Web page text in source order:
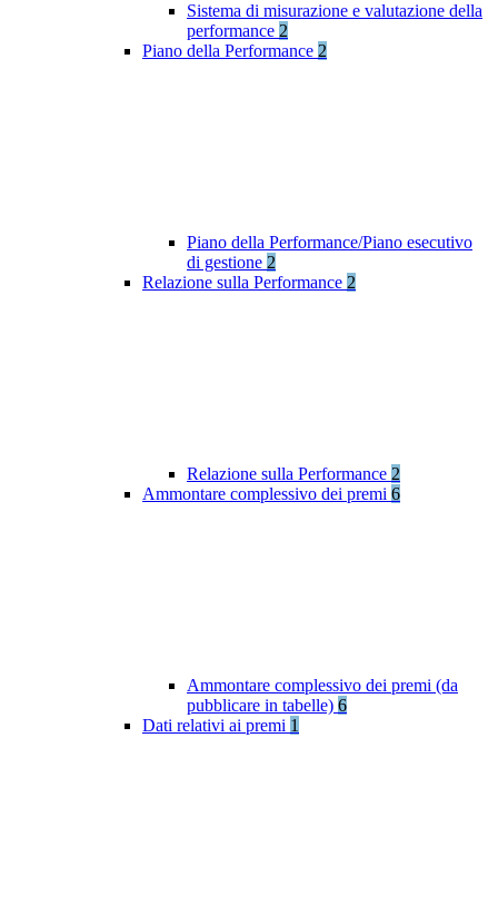
Sistema di misurazione e valutazione della
performance 2
Piano della Performance 2
Piano della Performance/Piano esecutivo
di gestione 2
Relazione sulla Performance 2
Relazione sulla Performance 2
Ammontare complessivo dei premi 6
Ammontare complessivo dei premi (da
pubblicare in tabelle) 6
Dati relativi ai premi 1